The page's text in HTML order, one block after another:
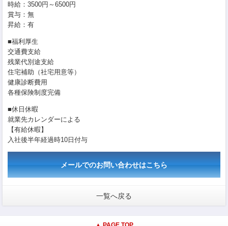
時給：3500円～6500円
賞与：無
昇給：有
■福利厚生
交通費支給
残業代別途支給
住宅補助（社宅用意等）
健康診断費用
各種保険制度完備
■休日休暇
就業先カレンダーによる
【有給休暇】
入社後半年経過時10日付与
メールでのお問い合わせはこちら
一覧へ戻る